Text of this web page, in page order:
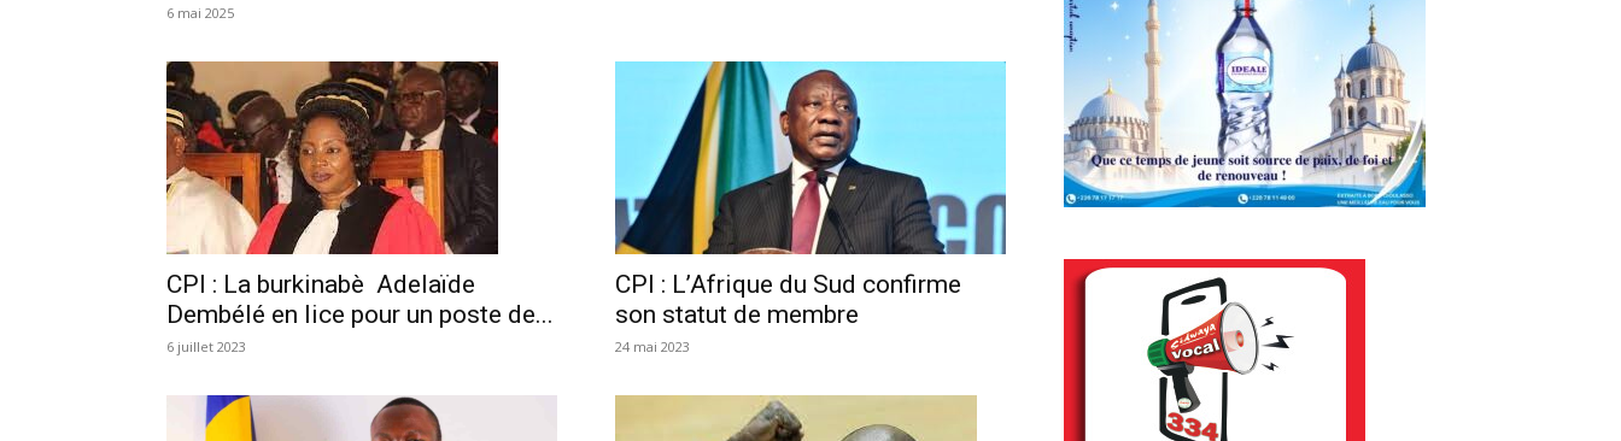
6 mai 2025
CPI : La burkinabè Adelaïde
Dembélé en lice pour un poste de...
6 juillet 2023
CPI : L’Afrique du Sud confirme
son statut de membre
24 mai 2023